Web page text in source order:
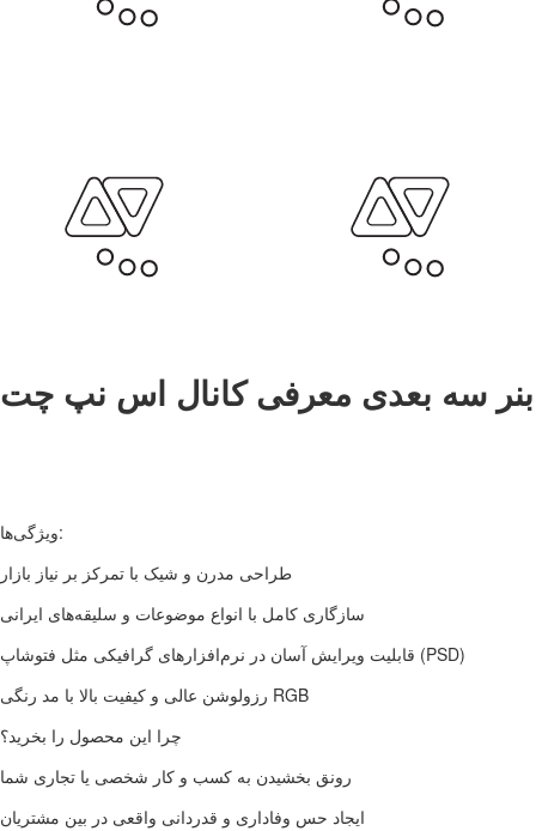
بنر سه بعدی معرفی کانال اس نپ چت
ویژگی‌ها:
طراحی مدرن و شیک با تمرکز بر نیاز بازار
سازگاری کامل با انواع موضوعات و سلیقه‌های ایرانی
قابلیت ویرایش آسان در نرم‌افزارهای گرافیکی مثل فتوشاپ (PSD)
رزولوشن عالی و کیفیت بالا با مد رنگی RGB
چرا این محصول را بخرید؟
رونق بخشیدن به کسب و کار شخصی یا تجاری شما
ایجاد حس وفاداری و قدردانی واقعی در بین مشتریان